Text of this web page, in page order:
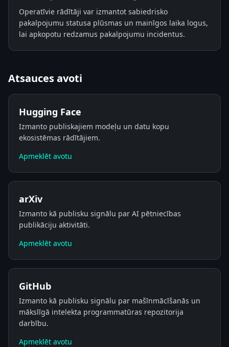
Operatīvie rādītāji var izmantot sabiedrisko
pakalpojumu statusa plūsmas un mainīgos laika logus,
lai apkopotu redzamus pakalpojumu incidentus.
Atsauces avoti
Hugging Face
Izmanto publiskajiem modeļu un datu kopu
ekosistēmas rādītājiem.
Apmeklēt avotu
arXiv
Izmanto kā publisku signālu par AI pētniecības
publikāciju aktivitāti.
Apmeklēt avotu
GitHub
Izmanto kā publisku signālu par mašīnmācīšanās un
mākslīgā intelekta programmatūras repozitorija
darbību.
Apmeklēt avotu